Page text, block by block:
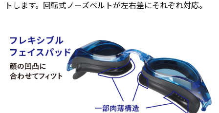
トします。回転式ノーズベルトが左右差にそれぞれ対応。